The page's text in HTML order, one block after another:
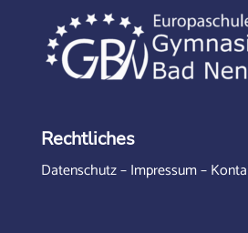
Rechtliches
Datenschutz–Impressum–